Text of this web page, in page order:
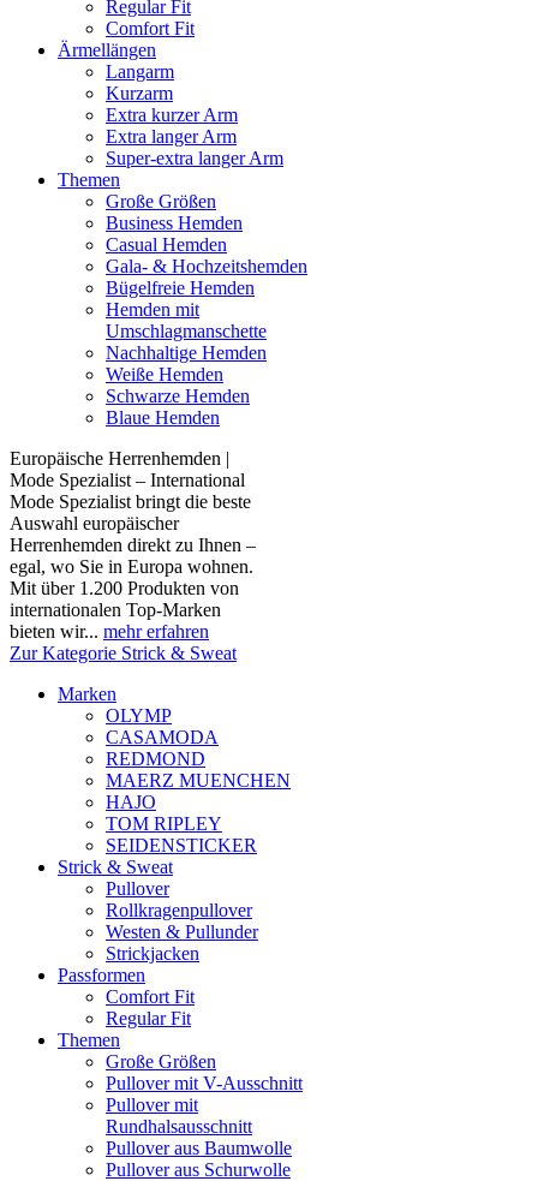
Regular Fit
Comfort Fit
Ärmellängen
Langarm
Kurzarm
Extra kurzer Arm
Extra langer Arm
Super-extra langer Arm
Themen
Große Größen
Business Hemden
Casual Hemden
Gala- & Hochzeitshemden
Bügelfreie Hemden
Hemden mit
Umschlagmanschette
Nachhaltige Hemden
Weiße Hemden
Schwarze Hemden
Blaue Hemden
Europäische Herrenhemden |
Mode Spezialist – International
Mode Spezialist bringt die beste
Auswahl europäischer
Herrenhemden direkt zu Ihnen –
egal, wo Sie in Europa wohnen.
Mit über 1.200 Produkten von
internationalen Top-Marken
bieten wir... mehr erfahren
Zur Kategorie Strick & Sweat
Marken
OLYMP
CASAMODA
REDMOND
MAERZ MUENCHEN
HAJO
TOM RIPLEY
SEIDENSTICKER
Strick & Sweat
Pullover
Rollkragenpullover
Westen & Pullunder
Strickjacken
Passformen
Comfort Fit
Regular Fit
Themen
Große Größen
Pullover mit V-Ausschnitt
Pullover mit
Rundhalsausschnitt
Pullover aus Baumwolle
Pullover aus Schurwolle